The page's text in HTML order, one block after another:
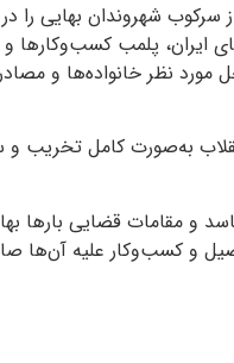
شهروندان بهایی را در
ایران، پلمب کسب‌وکارها
مورد نظر خانواده‌ها و
به‌صورت کامل تخریب
و مقامات قضایی بارها
و کسب‌‌وکار علیه آن‌ها